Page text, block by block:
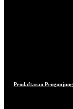
Pendaftaran Pengunjung